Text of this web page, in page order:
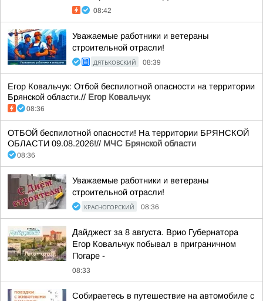
08:42
Уважаемые работники и ветераны
строительной отрасли!
ДЯТЬКОВСКИЙ 08:39
Егор Ковальчук: Отбой беспилотной опасности на территории
Брянской области.// Егор Ковальчук
08:36
ОТБОЙ беспилотной опасности! На территории БРЯНСКОЙ
ОБЛАСТИ 09.08.2026!// МЧС Брянской области
08:36
Уважаемые работники и ветераны
строительной отрасли!
КРАСНОГОРСКИЙ 08:36
Дайджест за 8 августа. Врио Губернатора
Егор Ковальчук побывал в приграничном
Погаре -
08:33
Собираетесь в путешествие на автомобиле с